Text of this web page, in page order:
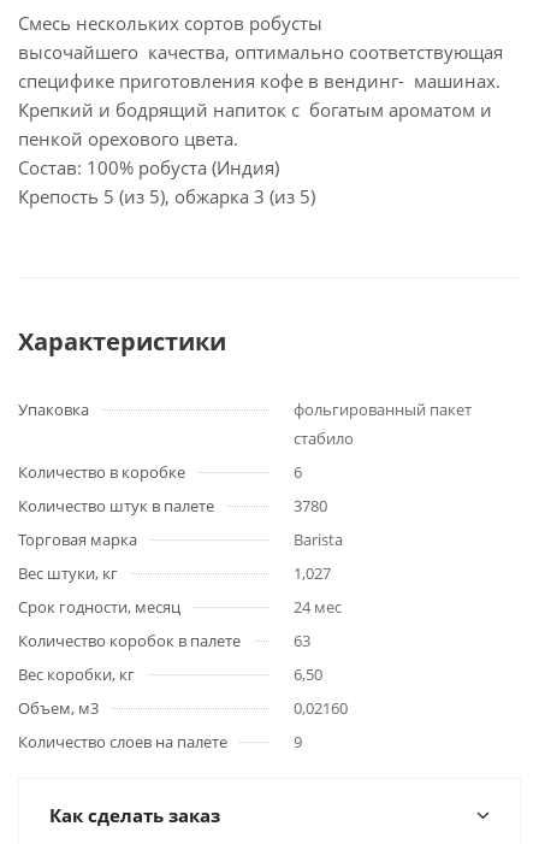
Смесь нескольких сортов робусты
высочайшего качества, оптимально соответствующая
специфике приготовления кофе в вендинг- машинах.
Крепкий и бодрящий напиток с богатым ароматом и
пенкой орехового цвета.
Состав: 100% робуста (Индия)
Крепость 5 (из 5), обжарка 3 (из 5)
Характеристики
Упаковка
фольгированный пакет
стабило
Количество в коробке
6
Количество штук в палете
3780
Торговая марка
Barista
Вес штуки, кг
1,027
Срок годности, месяц
24 мес
Количество коробок в палете
63
Вес коробки, кг
6,50
Объем, м3
0,02160
Количество слоев на палете
9
Как сделать заказ